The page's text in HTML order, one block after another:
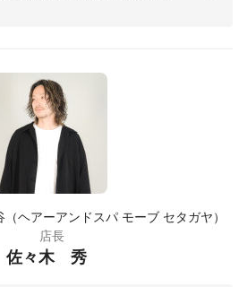
ヘアーアンドスパ モーブ セタガヤ）
店長
佐々木 秀